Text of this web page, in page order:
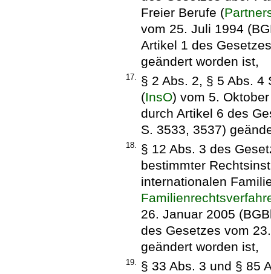
Freier Berufe (
vom 25. Juli 1994
Artikel 1 des
geändert worden ist,
17.
§ 2 Abs. 2, § 5 Abs.
(InsO) vom 5.
durch Artikel 6 des
S. 3533, 3537)
18.
§ 12 Abs. 3 des
bestimmter
internationalen
26. Januar 2005
des Gesetzes vom
geändert worden ist,
19.
§ 33 Abs. 3 und § 85